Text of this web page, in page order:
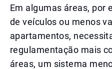
Em algumas áreas, por
de veículos ou menos
apartamentos,
regulamentação mais
áreas, um sistema